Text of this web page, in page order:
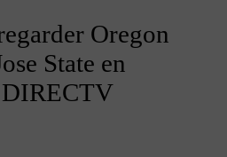
Oregon
State en
DIRECTV